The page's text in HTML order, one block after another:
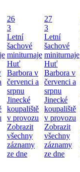
26
3
Letní
šachové
miniturnaje
Huť
Barbora v
červenci a
srpnu
Jinecké
koupaliště
v provozu
Zobrazit
všechny
záznamy
ze dne
27
3
Letní
šachové
miniturnaje
Huť
Barbora v
červenci a
srpnu
Jinecké
koupaliště
v provozu
Zobrazit
všechny
záznamy
ze dne